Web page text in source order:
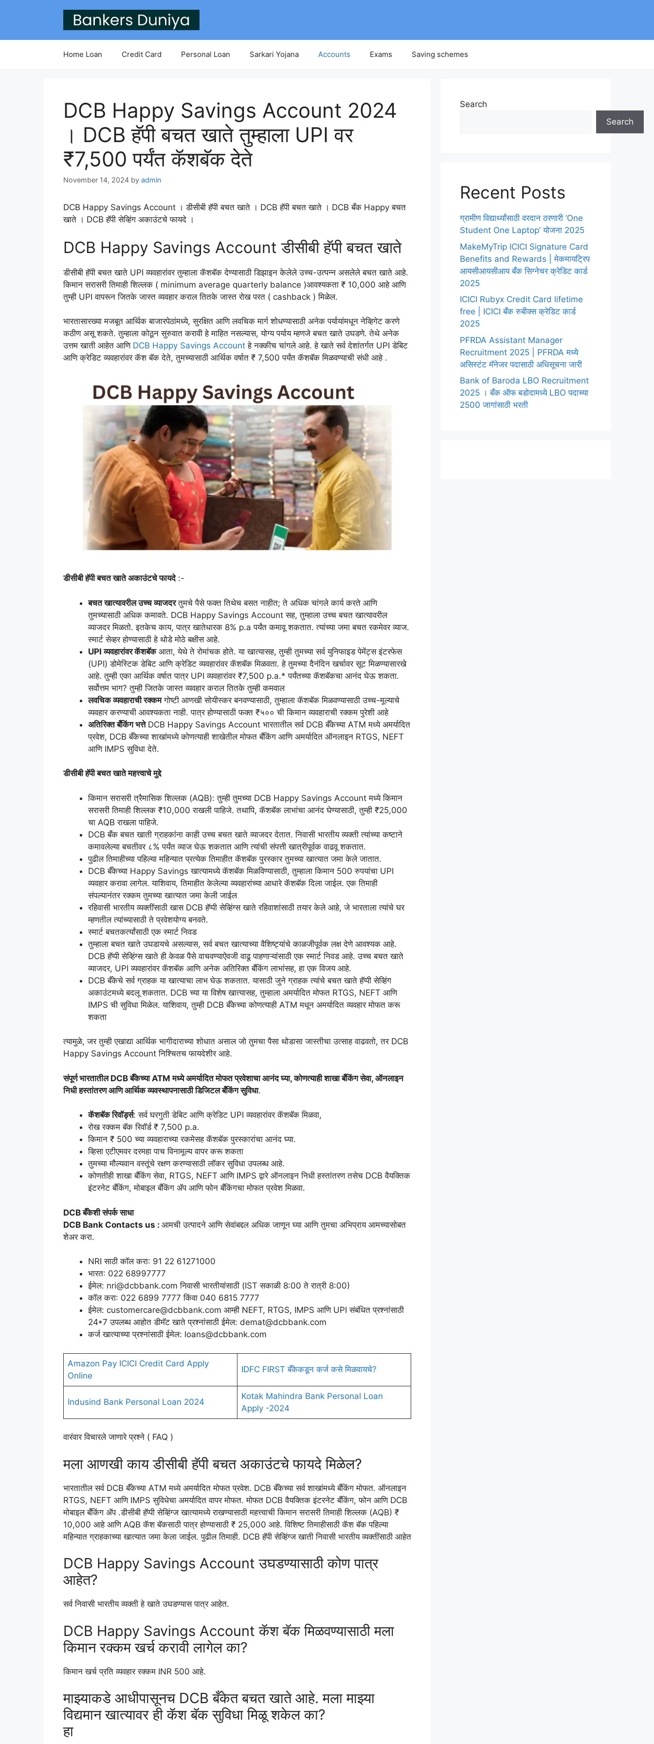
Home Loan Credit Card Personal Loan Sarkari Yojana Accounts Exams Saving schemes
DCB Happy Savings Account 2024
। DCB हॅपी बचत खाते तुम्हाला UPI वर
₹7,500 पर्यंत कॅशबॅक देते
November 14, 2024 by admin
DCB Happy Savings Account । डीसीबी हॅपी बचत खाते । DCB हॅपी बचत खाते । DCB बँक Happy बचत
खाते । DCB हॅपी सेव्हिंग अकाउंटचे फायदे ।
DCB Happy Savings Account डीसीबी हॅपी बचत खाते
डीसीबी हॅपी बचत खाते UPI व्यवहारांवर तुम्हाला कॅशबॅक देण्यासाठी डिझाइन केलेले उच्च-उत्पन्न असलेले बचत खाते आहे.
किमान सरासरी तिमाही शिल्लक ( minimum average quarterly balance )आवश्यकता ₹ 10,000 आहे आणि
तुम्ही UPI वापरून जितके जास्त व्यवहार कराल तितके जास्त रोख परत ( cashback ) मिळेल.
भारतासारख्या मजबूत आर्थिक बाजारपेठांमध्ये, सुरक्षित आणि लवचिक मार्ग शोधण्यासाठी अनेक पर्यायांमधून नेव्हिगेट करणे
कठीण असू शकते. तुम्हाला कोठून सुरुवात करावी हे माहित नसल्यास, योग्य पर्याय म्हणजे बचत खाते उघडणे. तेथे अनेक
उत्तम खाती आहेत आणि DCB Happy Savings Accountहे नक्कीच चांगले आहे. हे खाते सर्व देशांतर्गत UPI डेबिट
आणि क्रेडिट व्यवहारांवर कॅश बॅक देते, तुमच्यासाठी आर्थिक वर्षात ₹ 7,500 पर्यंत कॅशबॅक मिळवण्याची संधी आहे .
डीसीबी हॅपी बचत खाते अकाउंटचे फायदे:-
बचत खात्यावरील उच्च व्याजदरतुमचे पैसे फक्त तिथेच बसत नाहीत; ते अधिक चांगले कार्य करते आणि
तुमच्यासाठी अधिक कमावते. DCB Happy Savings Account सह, तुम्हाला उच्च बचत खात्यावरील
व्याजदर मिळतो. इतकेच काय, पात्र खातेधारक 8% p.a पर्यंत कमावू शकतात. त्यांच्या जमा बचत रकमेवर व्याज.
स्मार्ट सेव्हर होण्यासाठी हे थोडे मोठे बक्षीस आहे.
UPI व्यवहारांवर कॅशबॅकआता, येथे ते रोमांचक होते. या खात्यासह, तुम्ही तुमच्या सर्व युनिफाइड पेमेंट्स इंटरफेस
(UPI) डोमेस्टिक डेबिट आणि क्रेडिट व्यवहारांवर कॅशबॅक मिळवता. हे तुमच्या दैनंदिन खर्चावर सूट मिळण्यासारखे
आहे. तुम्ही एका आर्थिक वर्षात पात्र UPI व्यवहारांवर ₹7,500 p.a.* पर्यंतच्या कॅशबॅकचा आनंद घेऊ शकता.
सर्वोत्तम भाग? तुम्ही जितके जास्त व्यवहार कराल तितके तुम्ही कमवाल
लवचिक व्यवहाराची रक्कमगोष्टी आणखी सोयीस्कर बनवण्यासाठी, तुम्हाला कॅशबॅक मिळवण्यासाठी उच्च-मूल्याचे
व्यवहार करण्याची आवश्यकता नाही. पात्र होण्यासाठी फक्त ₹५०० ची किमान व्यवहाराची रक्कम पुरेशी आहे
अतिरिक्त बँकिंग भत्तेDCB Happy Savings Account भारतातील सर्व DCB बँकेच्या ATM मध्ये अमर्यादित
प्रवेश, DCB बँकेच्या शाखांमध्ये कोणत्याही शाखेतील मोफत बँकिंग आणि अमर्यादित ऑनलाइन RTGS, NEFT
आणि IMPS सुविधा देते.
डीसीबी हॅपी बचत खाते महत्त्वाचे मुद्दे
किमान सरासरी त्रैमासिक शिल्लक (AQB): तुम्ही तुमच्या DCB Happy Savings Account मध्ये किमान
सरासरी तिमाही शिल्लक ₹10,000 राखली पाहिजे. तथापि, कॅशबॅक लाभांचा आनंद घेण्यासाठी, तुम्ही ₹25,000
चा AQB राखला पाहिजे.
DCB बँक बचत खाती ग्राहकांना काही उच्च बचत खाते व्याजदर देतात. निवासी भारतीय व्यक्ती त्यांच्या कष्टाने
कमावलेल्या बचतीवर ८% पर्यंत व्याज घेऊ शकतात आणि त्यांची संपत्ती खात्रीपूर्वक वाढवू शकतात.
पुढील तिमाहीच्या पहिल्या महिन्यात प्रत्येक तिमाहीत कॅशबॅक पुरस्कार तुमच्या खात्यात जमा केले जातात.
DCB बँकेच्या Happy Savings खात्यामध्ये कॅशबॅक मिळविण्यासाठी, तुम्हाला किमान 500 रुपयांचा UPI
व्यवहार करावा लागेल. याशिवाय, तिमाहीत केलेल्या व्यवहारांच्या आधारे कॅशबॅक दिला जाईल. एक तिमाही
संपल्यानंतर रक्कम तुमच्या खात्यात जमा केली जाईल
रहिवासी भारतीय व्यक्तींसाठी खास DCB हॅप्पी सेव्हिंग्स खाते रहिवाशांसाठी तयार केले आहे, जे भारताला त्यांचे घर
म्हणतील त्यांच्यासाठी ते प्रवेशयोग्य बनवते.
स्मार्ट बचतकर्त्यांसाठी एक स्मार्ट निवड
तुम्हाला बचत खाते उघडायचे असल्यास, सर्व बचत खात्याच्या वैशिष्ट्यांचे काळजीपूर्वक लक्ष देणे आवश्यक आहे.
DCB हॅप्पी सेव्हिंग्स खाते ही केवळ पैसे वाचवण्याऐवजी वाढू पाहणाऱ्यांसाठी एक स्मार्ट निवड आहे. उच्च बचत खाते
व्याजदर, UPI व्यवहारांवर कॅशबॅक आणि अनेक अतिरिक्त बँकिंग लाभांसह, हा एक विजय आहे.
DCB बँकेचे सर्व ग्राहक या खात्याचा लाभ घेऊ शकतात. यासाठी जुने ग्राहक त्यांचे बचत खाते हॅप्पी सेव्हिंग
अकाउंटमध्ये बदलू शकतात. DCB च्या या विशेष खात्यासह, तुम्हाला अमर्यादित मोफत RTGS, NEFT आणि
IMPS ची सुविधा मिळेल. याशिवाय, तुम्ही DCB बँकेच्या कोणत्याही ATM मधून अमर्यादित व्यवहार मोफत करू
शकता
त्यामुळे, जर तुम्ही एखाद्या आर्थिक भागीदाराच्या शोधात असाल जो तुमचा पैसा थोडासा जास्तीचा उत्साह वाढवतो, तर DCB
Happy Savings Account निश्चितच फायदेशीर आहे.
संपूर्ण भारतातील DCB बँकेच्या ATM मध्ये अमर्यादित मोफत प्रवेशाचा आनंद घ्या, कोणत्याही शाखा बँकिंग सेवा, ऑनलाइन
निधी हस्तांतरण आणि आर्थिक व्यवस्थापनासाठी डिजिटल बँकिंग सुविधा.
कॅशबॅक रिवॉर्ड्स: सर्व घरगुती डेबिट आणि क्रेडिट UPI व्यवहारांवर कॅशबॅक मिळवा,
रोख रक्कम बॅक रिवॉर्ड ₹ 7,500 p.a.
किमान ₹ 500 च्या व्यवहाराच्या रकमेसह कॅशबॅक पुरस्कारांचा आनंद घ्या.
व्हिसा एटीएमवर दरमहा पाच विनामूल्य वापर करू शकता
तुमच्या मौल्यवान वस्तूंचे रक्षण करण्यासाठी लॉकर सुविधा उपलब्ध आहे.
कोणतीही शाखा बँकिंग सेवा, RTGS, NEFT आणि IMPS द्वारे ऑनलाइन निधी हस्तांतरण तसेच DCB वैयक्तिक
इंटरनेट बँकिंग, मोबाइल बँकिंग ॲप आणि फोन बँकिंगचा मोफत प्रवेश मिळवा.
DCB बँकेशी संपर्क साधा
DCB Bank Contacts us : आमची उत्पादने आणि सेवांबद्दल अधिक जाणून घ्या आणि तुमचा अभिप्राय आमच्यासोबत
शेअर करा.
NRI साठी कॉल करा: 91 22 61271000
भारत: 022 68997777
ईमेल: nri@dcbbank.com निवासी भारतीयांसाठी (IST सकाळी 8:00 ते रात्री 8:00)
कॉल करा: 022 6899 7777 किंवा 040 6815 7777
ईमेल: customercare@dcbbank.com आम्ही NEFT, RTGS, IMPS आणि UPI संबंधित प्रश्नांसाठी
24*7 उपलब्ध आहोत डीमॅट खाते प्रश्नांसाठी ईमेल: demat@dcbbank.com
कर्ज खात्याच्या प्रश्नांसाठी ईमेल: loans@dcbbank.com
Amazon Pay ICICI Credit Card Apply
Online
IDFC FIRST बँकेकडून कर्ज कसे मिळवायचे?
Indusind Bank Personal Loan 2024
Kotak Mahindra Bank Personal Loan
Apply -2024
वारंवार विचारले जाणारे प्रश्ने ( FAQ )
मला आणखी काय डीसीबी हॅपी बचत अकाउंटचे फायदे मिळेल?
भारतातील सर्व DCB बँकेच्या ATM मध्ये अमर्यादित मोफत प्रवेश. DCB बँकेच्या सर्व शाखांमध्ये बँकिंग मोफत. ऑनलाइन
RTGS, NEFT आणि IMPS सुविधेचा अमर्यादित वापर मोफत. मोफत DCB वैयक्तिक इंटरनेट बँकिंग, फोन आणि DCB
मोबाइल बँकिंग ॲप .डीसीबी हॅप्पी सेव्हिंग्ज खात्यामध्ये राखण्यासाठी महत्त्वाची किमान सरासरी तिमाही शिल्लक (AQB) ₹
10,000 आहे आणि AQB कॅश बॅकसाठी पात्र होण्यासाठी ₹ 25,000 आहे. विशिष्ट तिमाहीसाठी कॅश बॅक पहिल्या
महिन्यात ग्राहकाच्या खात्यात जमा केला जाईल. पुढील तिमाही. DCB हॅपी सेव्हिंग्ज खाती निवासी भारतीय व्यक्तींसाठी आहेत
DCB Happy Savings Account उघडण्यासाठी कोण पात्र
आहेत?
सर्व निवासी भारतीय व्यक्ती हे खाते उघडण्यास पात्र आहेत.
DCB Happy Savings Account कॅश बॅक मिळवण्यासाठी मला
किमान रक्कम खर्च करावी लागेल का?
किमान खर्च प्रति व्यवहार रक्कम INR 500 आहे.
माझ्याकडे आधीपासूनच DCB बँकेत बचत खाते आहे. मला माझ्या
विद्यमान खात्यावर ही कॅश बॅक सुविधा मिळू शकेल का?
हा
Search
Search
Recent Posts
ग्रामीण विद्यार्थ्यांसाठी वरदान ठरणारी ‘One
Student One Laptop’ योजना 2025
MakeMyTrip ICICI Signature Card
Benefits and Rewards | मेकमायट्रिप
आयसीआयसीआय बँक सिग्नेचर क्रेडिट कार्ड
2025
ICICI Rubyx Credit Card lifetime
free | ICICI बँक रुबीक्स क्रेडिट कार्ड
2025
PFRDA Assistant Manager
Recruitment 2025 | PFRDA मध्ये
असिस्टंट मॅनेजर पदासाठी अधिसूचना जारी
Bank of Baroda LBO Recruitment
2025 । बँक ऑफ बडोदामध्ये LBO पदाच्या
2500 जागांसाठी भरती